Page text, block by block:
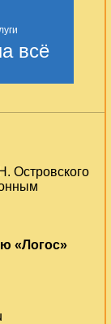
всё
Островского
«Логос»